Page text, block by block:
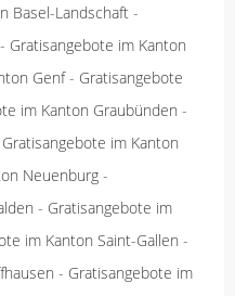
Basel-Landschaft -
- Gratisangebote im Kanton
Genf- Gratisangebote
im Kanton Graubünden -
Gratisangebote im Kanton
Neuenburg -
- Gratisangebote im
im Kanton Saint-Gallen -
- Gratisangebote im